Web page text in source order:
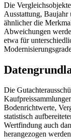
Die
Ausstattung, Baujahr
ähnlicher die
Abweichungen
etwa für
Die
Bodenrichtwerte,
statistisch
Wertfindung auch
herangezogen